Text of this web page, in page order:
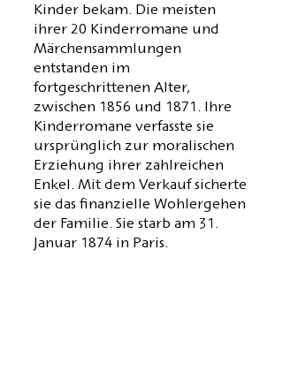
Kinder bekam. Die meisten
ihrer 20 Kinderromane und
Märchensammlungen
entstanden im
fortgeschrittenen Alter,
zwischen 1856 und 1871. Ihre
Kinderromane verfasste sie
ursprünglich zur moralischen
Erziehung ihrer zahlreichen
Enkel. Mit dem Verkauf sicherte
sie das finanzielle Wohlergehen
der Familie. Sie starb am 31.
Januar 1874 in Paris.